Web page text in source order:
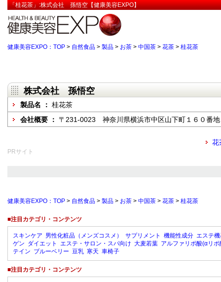
「桂花茶」:株式会社 孫悟空【健康美容EXPO】
健康美容EXPO：TOP > 自然食品 > 製品 > お茶 > 中国茶 > 花茶 > 桂花茶
株式会社 孫悟空
製品名 ： 桂花茶
会社概要 ： 〒231-0023 神奈川県横浜市中区山下町１６０番地
花
PRサイト
健康美容EXPO：TOP > 自然食品 > 製品 > お茶 > 中国茶 > 花茶 > 桂花茶
■注目カテゴリ・コンテンツ
スキンケア 男性化粧品（メンズコスメ） サプリメント 機能性成分 エステ
ゲン ダイエット エステ・サロン・スパ向け 大麦若葉 アルファリポ酸(αリポ
テイン ブルーベリー 豆乳 寒天 車椅子
■注目カテゴリ・コンテンツ